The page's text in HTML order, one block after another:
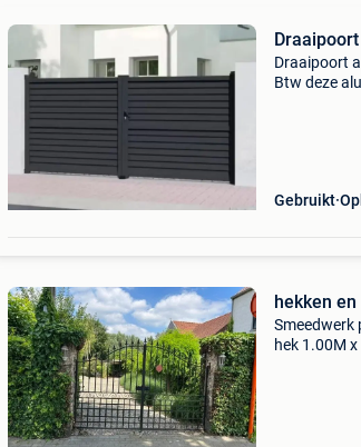
Draaipoort
Btw deze
Gebruikt
hekken
Smeedwerk
hek 1.00M